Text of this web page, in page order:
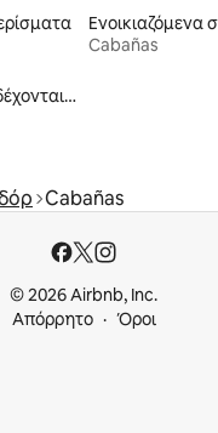
Ενοικιαζόμενα
Cabañas
Ενοικιαζόμενα που δέχονται κατοικίδια
Cabañas
© 2026 Airbnb, Inc.
Απόρρητο
Όροι